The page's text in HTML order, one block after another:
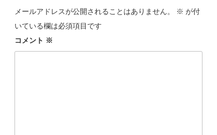
メールアドレスが公開されることはありません。 ※ が付
いている欄は必須項目です
コメント ※